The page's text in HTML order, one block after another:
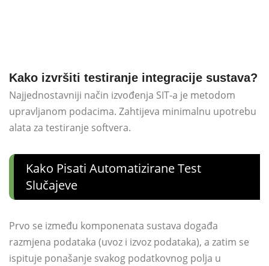
Kako izvršiti testiranje integracije sustava?
Najjednostavniji način izvođenja SIT-a je metodom
upravljanom podacima. Zahtijeva minimalnu upotrebu
alata za testiranje softvera.
Kako Pisati Automatizirane Test
Slučajeve
Prvo se između komponenata sustava događa
razmjena podataka (uvoz i izvoz podataka), a zatim se
ispituje ponašanje svakog podatkovnog polja u